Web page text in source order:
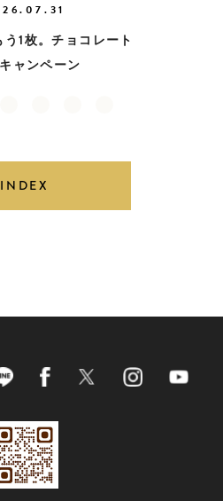
1枚。チョコレート
ャンペーン
INDEX